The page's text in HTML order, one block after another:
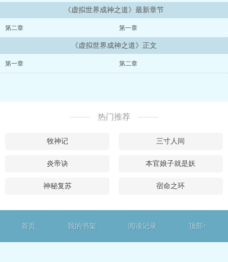
利，将那些不开心的杂碎通通踩死。...
《虚拟世界成神之道》最新章节
第二章 第一章
《虚拟世界成神之道》正文
第一章 第二章
热门推荐
牧神记 三寸人间
炎帝诀 本官娘子就是妖
神秘复苏 宿命之环
首页 我的书架 阅读记录 顶部↑